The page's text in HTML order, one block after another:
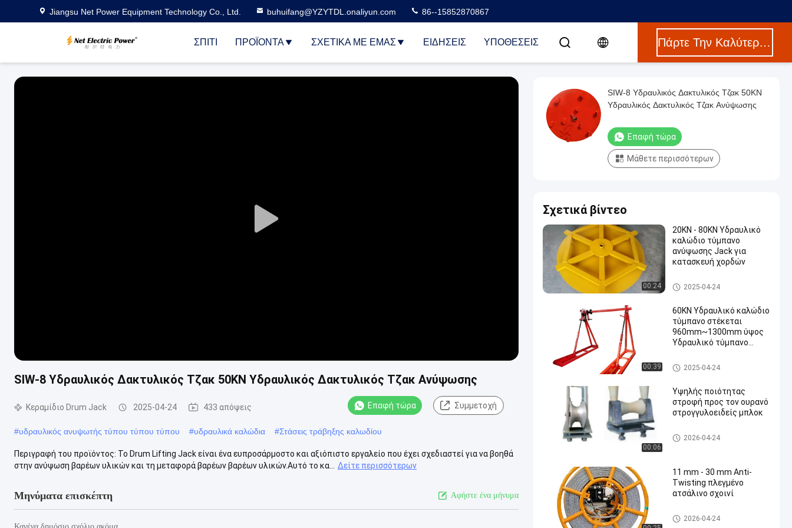
Jiangsu Net Power Equipment Technology Co., Ltd. buhuifang@YZYTDL.onaliyun.com 86--15852870867
ΣΠΊΤΙ ΠΡΟΪΌΝΤΑ ΣΧΕΤΙΚΆ ΜΕ ΕΜΆΣ ΕΙΔΉΣΕΙΣ ΥΠΟΘΈΣΕΙΣ Πάρτε Την Καλύτερη Τιμή
Play
SIW-8 Υδραυλικός Δακτυλικός Τζακ 50KN Υδραυλικός Δακτυλικός Τζακ Ανύψωσης
Κεραμίδιο Drum Jack 2025-04-24 433 απόψεις Επαφή τώρα Συμμετοχή
#υδραυλικός ανυψωτής τύπου τύπου τύπου #υδραυλικά καλώδια #Στάσεις τράβηξης καλωδίου
Περιγραφή του προϊόντος: Το Drum Lifting Jack είναι ένα ευπροσάρμοστο και αξιόπιστο εργαλείο που έχει σχεδιαστεί για να βοηθά
στην ανύψωση βαρέων υλικών και τη μεταφορά βαρέων βαρέων υλικών.Αυτό το κα...
Δείτε περισσότερων
Μηνύματα επισκέπτη Αφήστε ένα μήνυμα
Κανένα δημόσιο σχόλιο ακόμα
SIW-8 Υδραυλικός Δακτυλικός Τζακ 50KN
Υδραυλικός Δακτυλικός Τζακ Ανύψωσης
Επαφή τώρα
Μάθετε περισσότερων
Σχετικά βίντεο
00:24
20KN - 80KN Υδραυλικό
καλώδιο τύμπανο
ανύψωσης Jack για
κατασκευή χορδών
Κεραμίδιο Drum Jack
2025-04-24
00:39
60KN Υδραυλικό καλώδιο
τύμπανο στέκεται
960mm~1300mm ύψος
Υδραυλικό τύμπανο
Κεραμίδιο Drum Jack
2025-04-24
00:06
Υψηλής ποιότητας
στροφή προς τον ουρανό
στρογγυλοειδείς μπλοκ
Conductor Stringing Blocks
2026-04-24
11 mm - 30 mm Anti-
Twisting πλεγμένο
ατσάλινο σχοινί
Ατσάλινο σύρμα κατά της στ
ρέβλωσης
2026-04-24